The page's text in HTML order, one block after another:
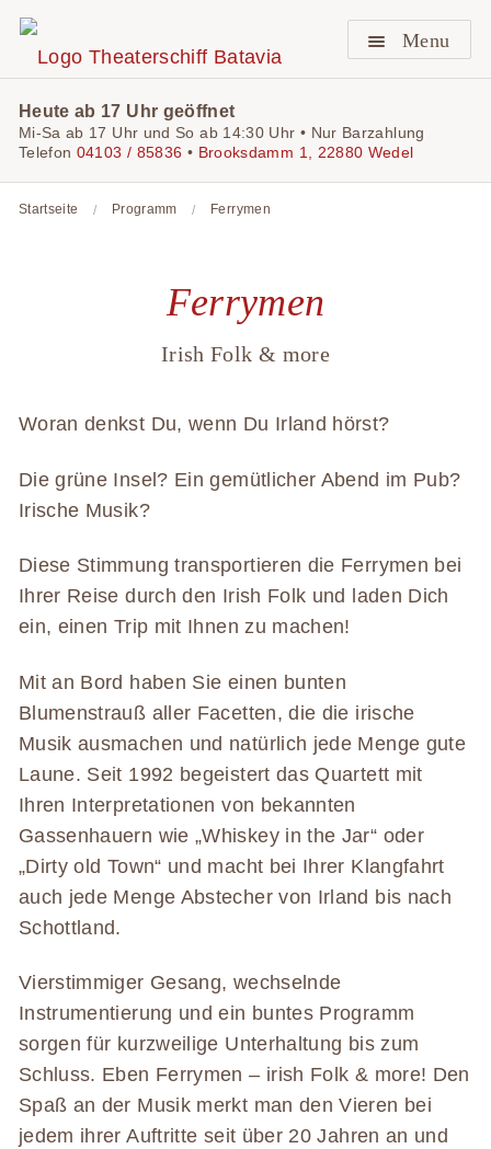
Menu
Heute ab 17 Uhr geöffnet
Mi-Sa ab 17 Uhr und So ab 14:30 Uhr • Nur Barzahlung
Telefon 04103 / 85836 • Brooksdamm 1, 22880 Wedel
Startseite Programm Ferrymen
Ferrymen
Irish Folk & more
Woran denkst Du, wenn Du Irland hörst?
Die grüne Insel? Ein gemütlicher Abend im Pub?
Irische Musik?
Diese Stimmung transportieren die Ferrymen bei
Ihrer Reise durch den Irish Folk und laden Dich
ein, einen Trip mit Ihnen zu machen!
Mit an Bord haben Sie einen bunten
Blumenstrauß aller Facetten, die die irische
Musik ausmachen und natürlich jede Menge gute
Laune. Seit 1992 begeistert das Quartett mit
Ihren Interpretationen von bekannten
Gassenhauern wie „Whiskey in the Jar“ oder
„Dirty old Town“ und macht bei Ihrer Klangfahrt
auch jede Menge Abstecher von Irland bis nach
Schottland.
Vierstimmiger Gesang, wechselnde
Instrumentierung und ein buntes Programm
sorgen für kurzweilige Unterhaltung bis zum
Schluss. Eben Ferrymen – irish Folk & more! Den
Spaß an der Musik merkt man den Vieren bei
jedem ihrer Auftritte seit über 20 Jahren an und